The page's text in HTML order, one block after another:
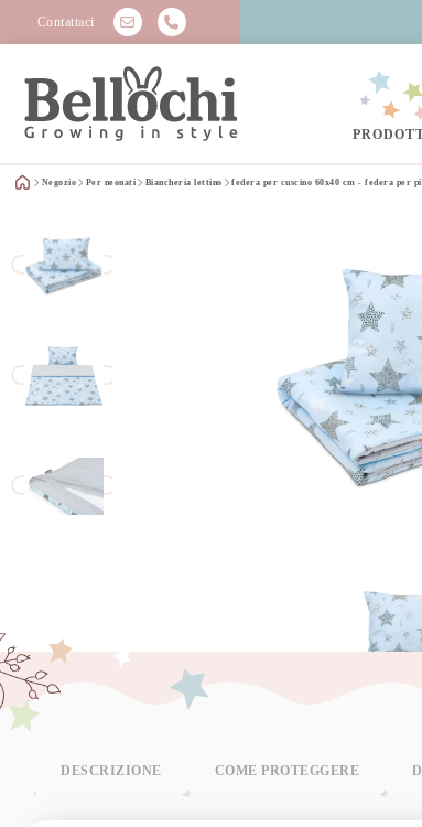
Contattaci
Negozio Per neonati Biancheria lettino federa per cuscino 60x40 cm - federa per
DESCRIZIONE COME PROTEGGERE